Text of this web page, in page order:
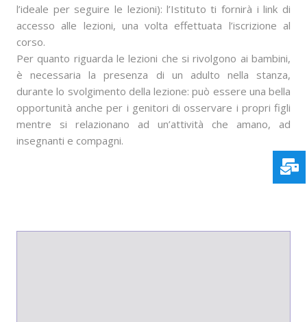
l’ideale per seguire le lezioni): l’Istituto ti fornirà i link di
accesso alle lezioni, una volta effettuata l’iscrizione al
corso.
Per quanto riguarda le lezioni che si rivolgono ai bambini,
è necessaria la presenza di un adulto nella stanza,
durante lo svolgimento della lezione: può essere una bella
opportunità anche per i genitori di osservare i propri figli
mentre si relazionano ad un’attività che amano, ad
insegnanti e compagni.